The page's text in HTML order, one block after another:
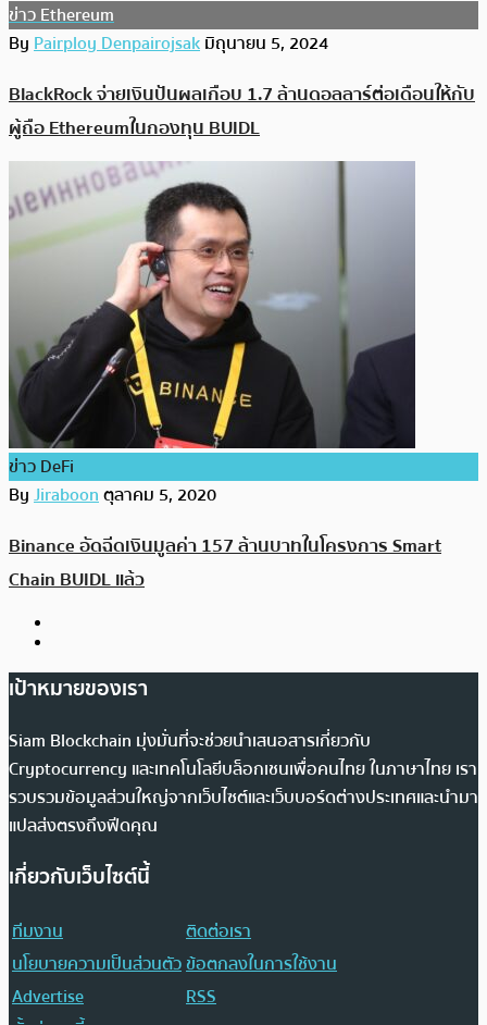
ข่าว Ethereum
ByPairploy Denpairojsakมิถุนายน 5, 2024
BlackRock จ่ายเงินปันผลเกือบ 1.7 ล้านดอลลาร์ต่อเดือนให้กับ
ผู้ถือ Ethereumในกองทุน BUIDL
ข่าว DeFi
ByJiraboonตุลาคม 5, 2020
Binance อัดฉีดเงินมูลค่า 157 ล้านบาทในโครงการ Smart
Chain BUIDL แล้ว
เป้าหมายของเรา
Siam Blockchain มุ่งมั่นที่จะช่วยนำเสนอสารเกี่ยวกับ
Cryptocurrency และเทคโนโลยีบล็อกเชนเพื่อคนไทย ในภาษาไทย เรา
รวบรวมข้อมูลส่วนใหญ่จากเว็บไซต์และเว็บบอร์ดต่างประเทศและนำมา
แปลส่งตรงถึงฟีดคุณ
เกี่ยวกับเว็บไซต์นี้
ทีมงาน
ติดต่อเรา
นโยบายความเป็นส่วนตัวข้อตกลงในการใช้งาน
Advertise
RSS